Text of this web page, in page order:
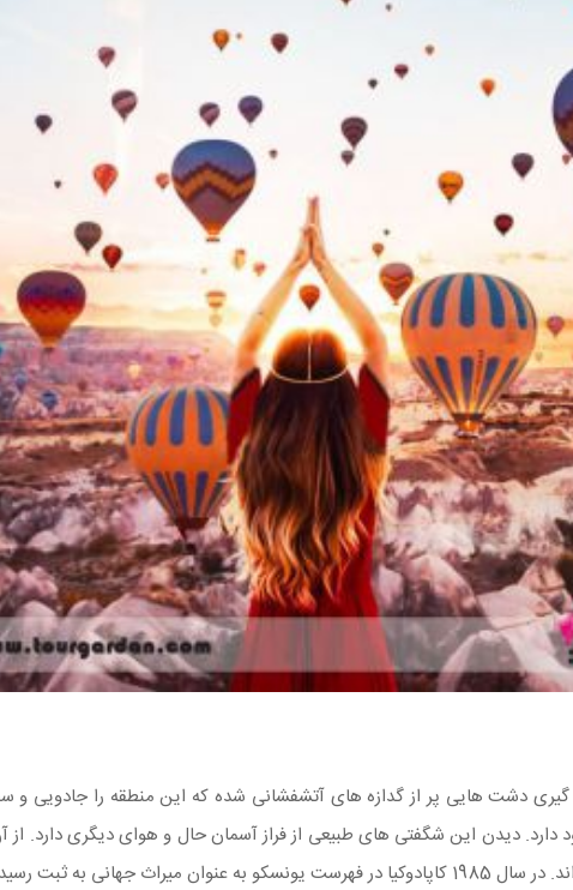
دشت هایی پر از گدازه های آتشفشانی شده که این منطقه را جادویی و
دیدن این شگفتی های طبیعی از فراز آسمان حال و هوای دیگری دارد. از
رسید و بالون سواری اش شهرت جهانی پیدا کرد.